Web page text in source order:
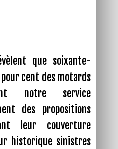
que soixante-
cent des motards
notre service
des propositions
leur couverture
historique sinistres